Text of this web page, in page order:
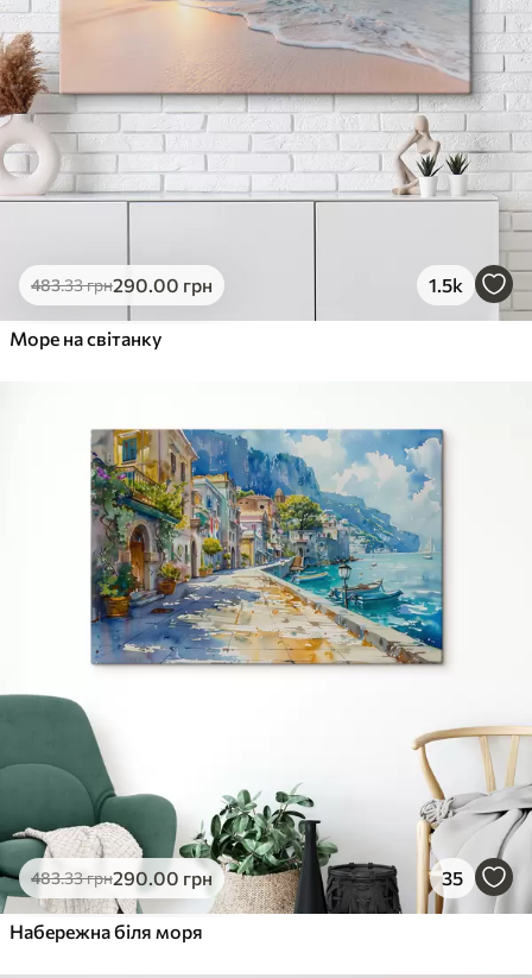
483.33грн290.00 грн 1.5k
Море на світанку
483.33грн290.00 грн 35
Набережна біля моря